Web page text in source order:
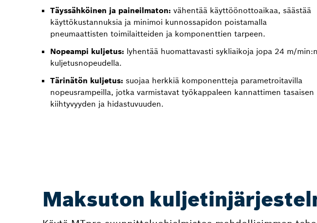
Täyssähköinen ja paineilmaton: vähentää käyttöönottoaikaa, säästää
käyttökustannuksia ja minimoi kunnossapidon poistamalla
pneumaattisten toimilaitteiden ja komponenttien tarpeen.
Nopeampi kuljetus: lyhentää huomattavasti sykliaikoja jopa 24 m/min:n
kuljetusnopeudella.
Tärinätön kuljetus: suojaa herkkiä komponentteja parametroitavilla
nopeusrampeilla, jotka varmistavat työkappaleen kannattimen tasaisen
kiihtyvyyden ja hidastuvuuden.
Maksuton